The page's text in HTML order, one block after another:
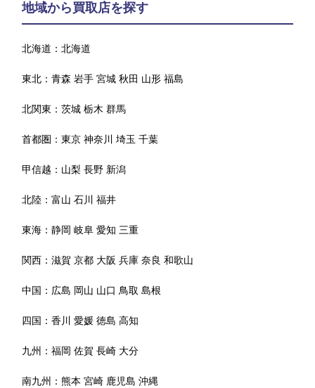
地域から買取店を探す
北海道：北海道
東北：青森 岩手 宮城 秋田 山形 福島
北関東：茨城 栃木 群馬
首都圏：東京 神奈川 埼玉 千葉
甲信越： 山梨 長野 新潟
北陸：富山 石川 福井
東海：静岡 岐阜 愛知 三重
関西：滋賀 京都 大阪 兵庫 奈良 和歌山
中国： 広島 岡山 山口 鳥取 島根
四国：香川 愛媛 徳島 高知
九州：福岡 佐賀 長崎 大分
南九州：熊本 宮崎 鹿児島 沖縄